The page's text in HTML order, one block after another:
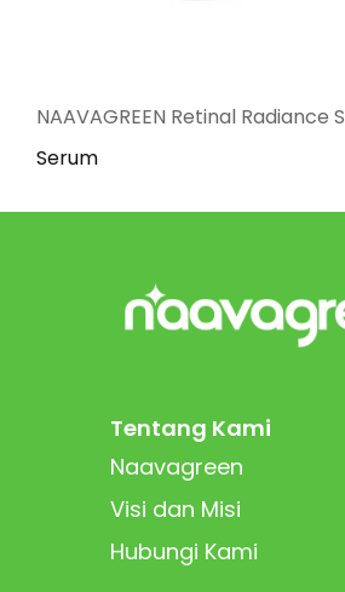
Serum
Tentang Kami
Naavagreen
Visi dan Misi
Hubungi Kami